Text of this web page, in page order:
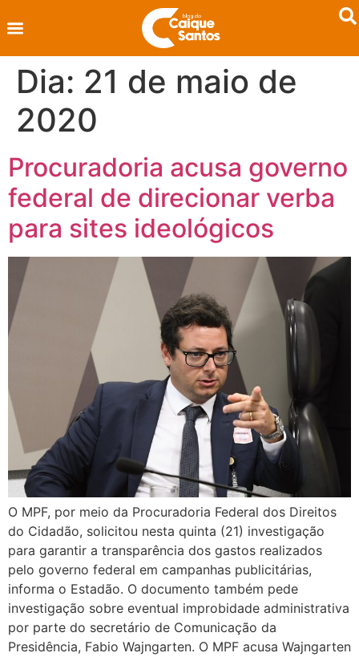
Dia: 21 de maio de
2020
Procuradoria acusa governo
federal de direcionar verba
para sites ideológicos
O MPF, por meio da Procuradoria Federal dos Direitos
do Cidadão, solicitou nesta quinta (21) investigação
para garantir a transparência dos gastos realizados
pelo governo federal em campanhas publicitárias,
informa o Estadão. O documento também pede
investigação sobre eventual improbidade administrativa
por parte do secretário de Comunicação da
Presidência, Fabio Wajngarten. O MPF acusa Wajngarten